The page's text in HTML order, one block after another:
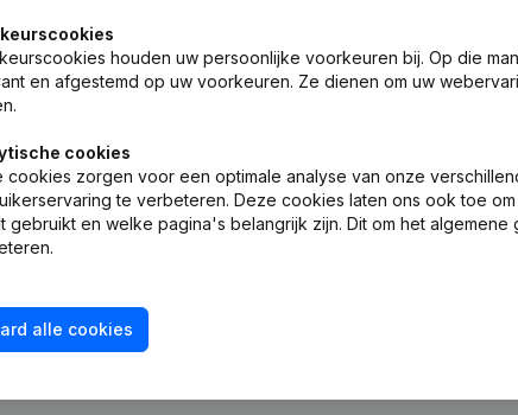
Maatschappelijke Zetel
Wijziging Juridische Vorm - Ontslagnemingen -
Rubriek Oprichting (Nieuwe Rechtspersoon, Opening
houden uw persoonlijke voorkeuren bij. Op die
en afgestemd op uw voorkeuren. Ze dienen om uw
cookies
cookies zorgen voor een optimale analyse van onze
te verbeteren. Deze cookies laten ons ook toe
gebruikt en welke pagina's belangrijk zijn. Dit om het
alle cookies